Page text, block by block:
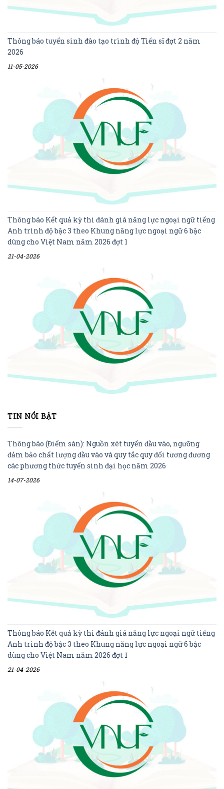
Thông báo tuyển sinh đào tạo trình độ Tiến sĩ đợt 2 năm
2026
11-05-2026
Thông báo Kết quả kỳ thi đánh giá năng lực ngoại ngữ tiếng
Anh trình độ bậc 3 theo Khung năng lực ngoại ngữ 6 bậc
dùng cho Việt Nam năm 2026 đợt 1
21-04-2026
TIN NỔI BẬT
Thông báo (Điểm sàn): Nguồn xét tuyển đầu vào, ngưỡng
đảm bảo chất lượng đầu vào và quy tắc quy đổi tương đương
các phương thức tuyển sinh đại học năm 2026
14-07-2026
Thông báo Kết quả kỳ thi đánh giá năng lực ngoại ngữ tiếng
Anh trình độ bậc 3 theo Khung năng lực ngoại ngữ 6 bậc
dùng cho Việt Nam năm 2026 đợt 1
21-04-2026